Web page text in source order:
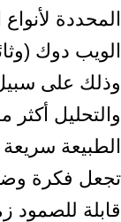
المحددة
الويب دوك
وذلك على سبيل
والتحليل أكثر
الطبيعة سريعة
تجعل فكرة
قابلة للصمود